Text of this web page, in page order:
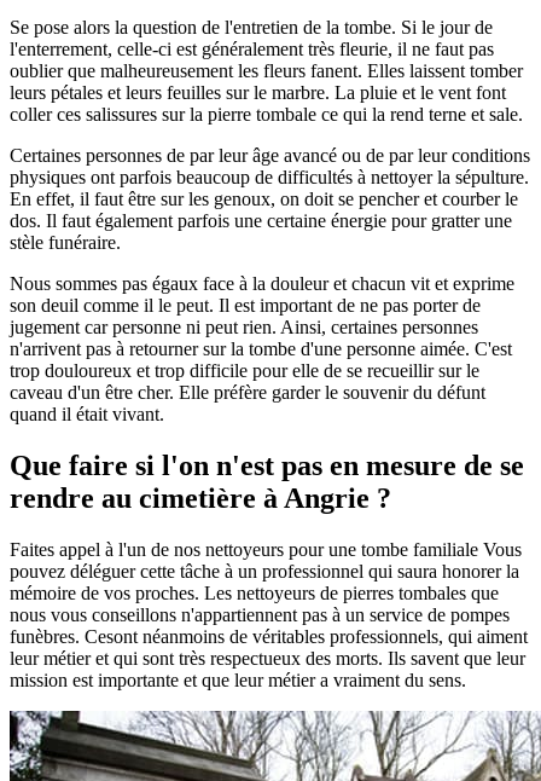
Se pose alors la question de l'entretien de la tombe. Si le jour de
l'enterrement, celle-ci est généralement très fleurie, il ne faut pas
oublier que malheureusement les fleurs fanent. Elles laissent tomber
leurs pétales et leurs feuilles sur le marbre. La pluie et le vent font
coller ces salissures sur la pierre tombale ce qui la rend terne et sale.
Certaines personnes de par leur âge avancé ou de par leur conditions
physiques ont parfois beaucoup de difficultés à nettoyer la sépulture.
En effet, il faut être sur les genoux, on doit se pencher et courber le
dos. Il faut également parfois une certaine énergie pour gratter une
stèle funéraire.
Nous sommes pas égaux face à la douleur et chacun vit et exprime
son deuil comme il le peut. Il est important de ne pas porter de
jugement car personne ni peut rien. Ainsi, certaines personnes
n'arrivent pas à retourner sur la tombe d'une personne aimée. C'est
trop douloureux et trop difficile pour elle de se recueillir sur le
caveau d'un être cher. Elle préfère garder le souvenir du défunt
quand il était vivant.
Que faire si l'on n'est pas en mesure de se
rendre au cimetière à Angrie ?
Faites appel à l'un de nos nettoyeurs pour une tombe familiale Vous
pouvez déléguer cette tâche à un professionnel qui saura honorer la
mémoire de vos proches. Les nettoyeurs de pierres tombales que
nous vous conseillons n'appartiennent pas à un service de pompes
funèbres. Cesont néanmoins de véritables professionnels, qui aiment
leur métier et qui sont très respectueux des morts. Ils savent que leur
mission est importante et que leur métier a vraiment du sens.